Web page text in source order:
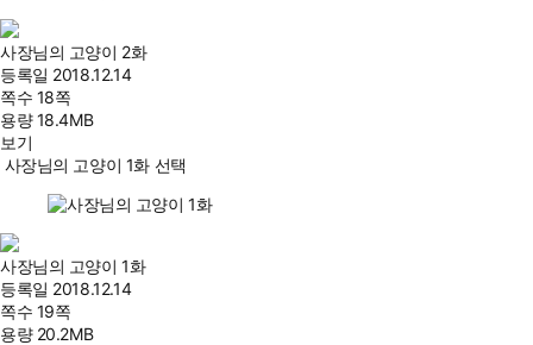
사장님의 고양이 2화
등록일 2018.12.14
쪽수 18쪽
용량18.4MB
보기
사장님의 고양이 1화 선택
사장님의 고양이 1화
등록일 2018.12.14
쪽수 19쪽
용량 20.2MB